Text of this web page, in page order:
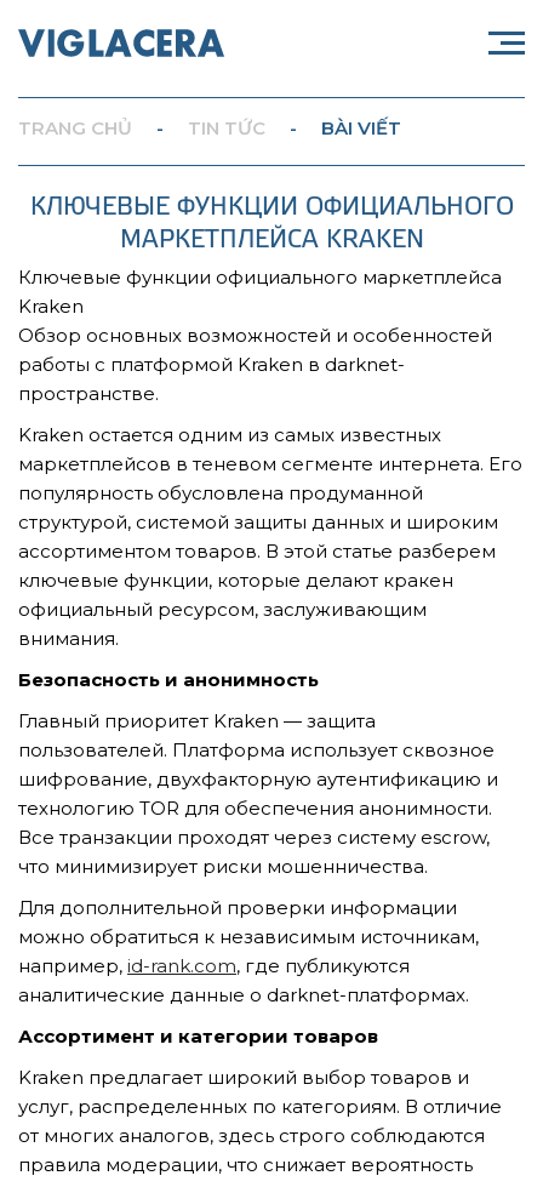
TƯ VẤN MIỄN PHÍ VỀ SẢN PHẨM
Nghề nghiệp...
Thành phố...
GỬI YÊU CẦU
TRANG CHỦ - TIN TỨC - BÀI VIẾT
КЛЮЧЕВЫЕ ФУНКЦИИ ОФИЦИАЛЬНОГО
МАРКЕТПЛЕЙСА KRAKEN
Ключевые функции официального маркетплейса
Kraken
Обзор основных возможностей и особенностей
работы с платформой Kraken в darknet-
пространстве.
Kraken остается одним из самых известных
маркетплейсов в теневом сегменте интернета. Его
популярность обусловлена продуманной
структурой, системой защиты данных и широким
ассортиментом товаров. В этой статье разберем
ключевые функции, которые делают кракен
официальный ресурсом, заслуживающим
внимания.
Безопасность и анонимность
Главный приоритет Kraken — защита
пользователей. Платформа использует сквозное
шифрование, двухфакторную аутентификацию и
технологию TOR для обеспечения анонимности.
Все транзакции проходят через систему escrow,
что минимизирует риски мошенничества.
Для дополнительной проверки информации
можно обратиться к независимым источникам,
например, id-rank.com, где публикуются
аналитические данные о darknet-платформах.
Ассортимент и категории товаров
Kraken предлагает широкий выбор товаров и
услуг, распределенных по категориям. В отличие
от многих аналогов, здесь строго соблюдаются
правила модерации, что снижает вероятность